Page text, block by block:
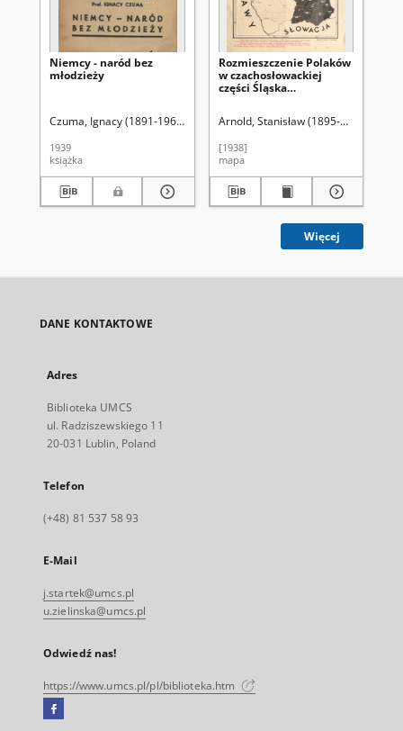
Niemcy - naród bez
młodzieży
Czuma, Ignacy (1891-1963)
1939
książka
Rozmieszczenie Polaków
w czachosłowackiej
części Śląska
danych ze spisu z dn. 1
Arnold, Stanisław (1895-1973)
[1938]
mapa
Więcej
DANE KONTAKTOWE
Adres
Biblioteka UMCS
ul. Radziszewskiego 11
20-031 Lublin, Poland
Telefon
(+48) 81 537 58 93
E-Mail
j.startek@umcs.pl
u.zielinska@umcs.pl
Odwiedź nas!
https://www.umcs.pl/pl/biblioteka.htm
Facebook